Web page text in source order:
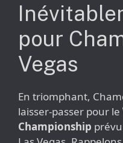
pour
Vegas
En triomphant,
laisser-passer pour le
Championship